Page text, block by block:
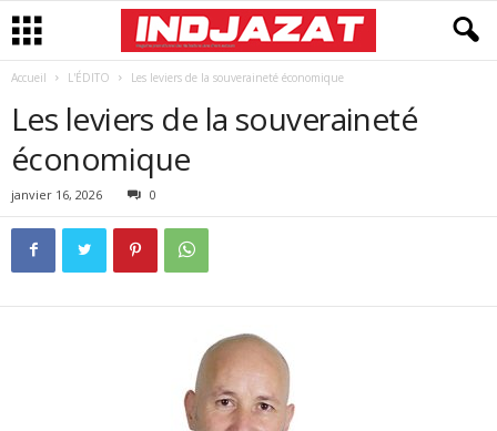
Accueil L'ÉDITO Les leviers de la souveraineté économique
Les leviers de la souveraineté
économique
janvier 16, 2026 0